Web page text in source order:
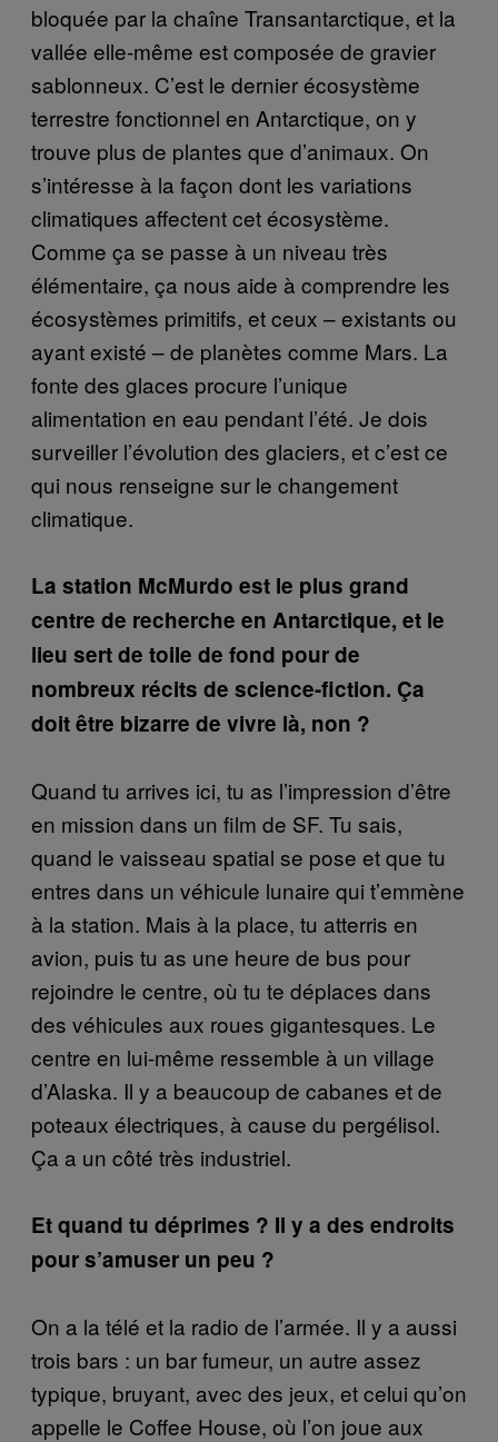
bloquée par la chaîne Transantarctique, et la
vallée elle-même est composée de gravier
sablonneux. C’est le dernier écosystème
terrestre fonctionnel en Antarctique, on y
trouve plus de plantes que d’animaux. On
s’intéresse à la façon dont les variations
climatiques affectent cet écosystème.
Comme ça se passe à un niveau très
élémentaire, ça nous aide à comprendre les
écosystèmes primitifs, et ceux – existants ou
ayant existé – de planètes comme Mars. La
fonte des glaces procure l’unique
alimentation en eau pendant l’été. Je dois
surveiller l’évolution des glaciers, et c’est ce
qui nous renseigne sur le changement
climatique.
La station McMurdo est le plus grand
centre de recherche en Antarctique, et le
lieu sert de toile de fond pour de
nombreux récits de science-fiction. Ça
doit être bizarre de vivre là, non ?
Quand tu arrives ici, tu as l’impression d’être
en mission dans un film de SF. Tu sais,
quand le vaisseau spatial se pose et que tu
entres dans un véhicule lunaire qui t’emmène
à la station. Mais à la place, tu atterris en
avion, puis tu as une heure de bus pour
rejoindre le centre, où tu te déplaces dans
des véhicules aux roues gigantesques. Le
centre en lui-même ressemble à un village
d’Alaska. Il y a beaucoup de cabanes et de
poteaux électriques, à cause du pergélisol.
Ça a un côté très industriel.
Et quand tu déprimes ? Il y a des endroits
pour s’amuser un peu ?
On a la télé et la radio de l’armée. Il y a aussi
trois bars : un bar fumeur, un autre assez
typique, bruyant, avec des jeux, et celui qu’on
appelle le Coffee House, où l’on joue aux